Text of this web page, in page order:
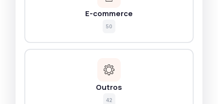
E-commerce
50
Outros
42